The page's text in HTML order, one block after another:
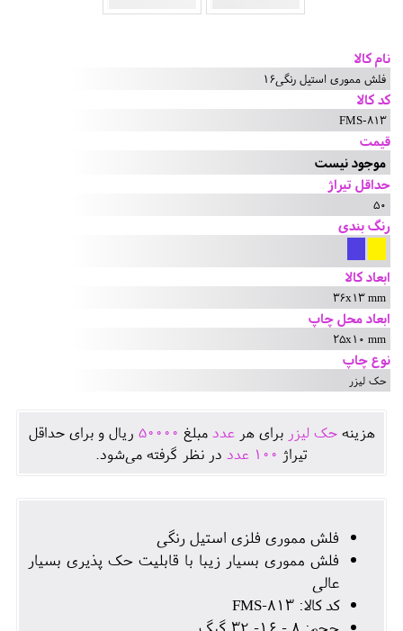
نام کالا
فلش مموری استیل رنگی16
کد کالا
FMS-813
قیمت
موجود نیست
حداقل تیراژ
50
رنگ بندی
ابعاد کالا
36x13 mm
ابعاد محل چاپ
25x10 mm
نوع چاپ
حک لیزر
هزينهحک لیزر برای هرعدد مبلغ 50000 ريال و برای حداقل
تيراژ 100 عدد در نظر گرفته می‌شود.
فلش مموری فلزی استیل رنگی
فلش مموری بسیار زیبا با قابلیت حک پذیری بسیار
عالی
کد کالا: FMS-813